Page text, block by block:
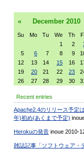
« December 2010
Su Mo Tu We Th
1
2
5
6 7 8 9
12
13 14 15 16
19
20 21 22 23
26
27 28 29 30
Recent entries
Apache2.4のリリース予定
年)初め(あくまで予定)
Herokuの発音 inoue 2010-
雑誌記事「ソフトウェア・